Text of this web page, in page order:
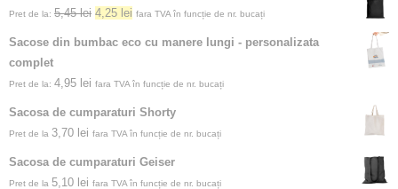
Pret de la: 5,45lei 4,25 lei fara TVA în funcție de nr. bucați
Sacose din bumbac eco cu manere lungi - personalizata
complet
Pret de la: 4,95 lei fara TVA în funcție de nr. bucați
Sacosa de cumparaturi Shorty
Pret de la 3,70 lei fara TVA în funcție de nr. bucați
Sacosa de cumparaturi Geiser
Pret de la 5,10 lei fara TVA în funcție de nr. bucați